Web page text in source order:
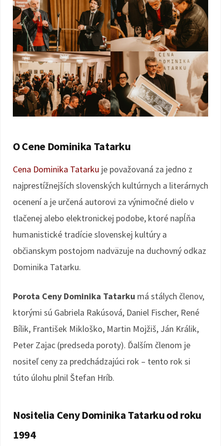
O Cene Dominika Tatarku
Cena Dominika Tatarku je považovaná za jedno z
najprestížnejších slovenských kultúrnych a literárnych
ocenení a je určená autorovi za výnimočné dielo v
tlačenej alebo elektronickej podobe, ktoré napĺňa
humanistické tradície slovenskej kultúry a
občianskym postojom nadväzuje na duchovný odkaz
Dominika Tatarku.
Porota Ceny Dominika Tatarku má stálych členov,
ktorými sú Gabriela Rakúsová, Daniel Fischer, René
Bílik, František Mikloško, Martin Mojžiš, Ján Králik,
Peter Zajac (predseda poroty). Ďalším členom je
nositeľ ceny za predchádzajúci rok – tento rok si
túto úlohu plnil Štefan Hríb.
Nositelia Ceny Dominika Tatarku od roku
1994